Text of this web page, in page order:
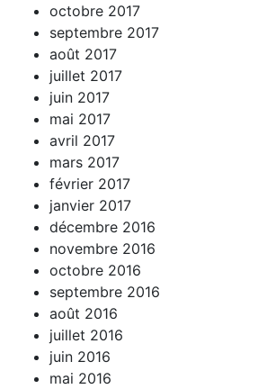
octobre 2017
septembre 2017
août 2017
juillet 2017
juin 2017
mai 2017
avril 2017
mars 2017
février 2017
janvier 2017
décembre 2016
novembre 2016
octobre 2016
septembre 2016
août 2016
juillet 2016
juin 2016
mai 2016